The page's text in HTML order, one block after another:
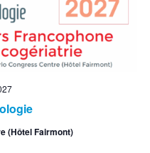
(Hôtel Fairmont)